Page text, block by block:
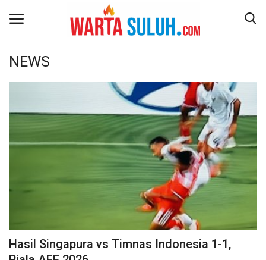
Home
NEWS
JAZIRAH RIAU
PSPS PEKANBARU
NEWS
Hasil Singapura vs Timnas Indonesia 1-1,